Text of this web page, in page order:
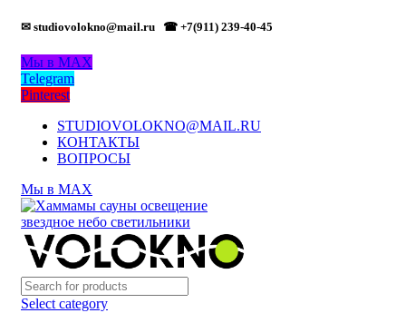
✉ studiovolokno@mail.ru ☎ +7(911) 239-40-45
Мы в MAX
Telegram
Pinterest
STUDIOVOLOKNO@MAIL.RU
КОНТАКТЫ
ВОПРОСЫ
Мы в MAX
Select category